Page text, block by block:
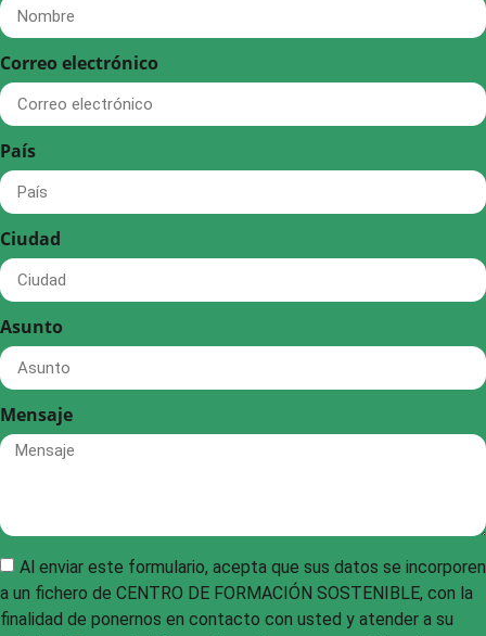
Correo electrónico
País
Ciudad
Asunto
Mensaje
Al enviar este formulario, acepta que sus datos se incorporen
a un fichero de CENTRO DE FORMACIÓN SOSTENIBLE, con la
finalidad de ponernos en contacto con usted y atender a su